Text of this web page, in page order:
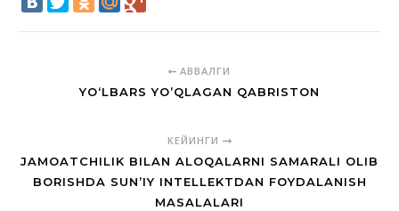
АВВАЛГИ
YO‘LBARS YO’QLAGAN QABRISTON
КЕЙИНГИ
JAMOATCHILIK BILAN ALOQALARNI SAMARALI OLIB
BORISHDA SUN’IY INTELLEKTDAN FOYDALANISH
MASALALARI